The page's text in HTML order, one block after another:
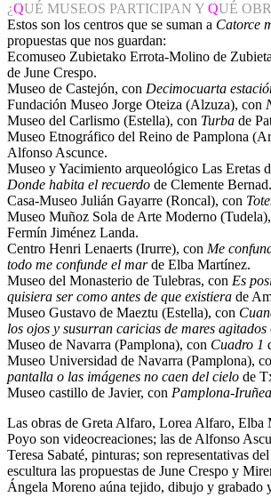
¿QUÉ MUSEOS PARTICIPAN Y QUÉ
Estos son los centros que se suman a Catorce
propuestas que nos guardan:
Ecomuseo Zubietako Errota-Molino de
de June Crespo.
Museo de Castejón, con Decimocuarta
Fundación Museo Jorge Oteiza (Alzuza), con
Museo del Carlismo (Estella), con Turba de
Museo Etnográfico del Reino de Pamplona
Alfonso Ascunce.
Museo y Yacimiento arqueológico Las Eretas
Donde habita el recuerdo de Clemente Bernad.
Casa-Museo Julián Gayarre (Roncal), con
Museo Muñoz Sola de Arte Moderno
Fermín Jiménez Landa.
Centro Henri Lenaerts (Irurre), con Me
todo me confunde el marde Elba Martínez.
Museo del Monasterio de Tulebras, con Es
quisiera ser como antes de que existiera de
Museo Gustavo de Maeztu (Estella), con
los ojos y susurran caricias de mares agitados
Museo de Navarra (Pamplona), con Cuadro 1
Museo Universidad de Navarra (Pamplona),
pantalla o las imágenes no caen del cielo de
Museo castillo de Javier, con Pamplona-Iruñea
Las obras de Greta Alfaro, Lorea Alfaro, Elba
Poyo son videocreaciones; las de Alfonso
Teresa Sabaté, pinturas; son representativas
escultura las propuestas de June Crespo y
Ángela Moreno aúna tejido, dibujo y grabado